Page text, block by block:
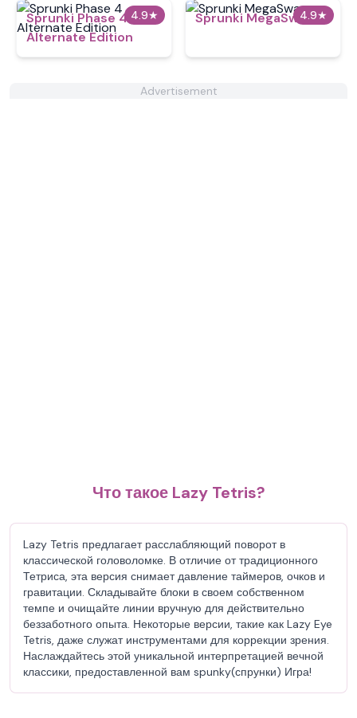
4.9★
Sprunki Phase 4
Alternate Edition
4.9★
Sprunki MegaSwap
Advertisement
Что такое Lazy Tetris?
Lazy Tetris предлагает расслабляющий поворот в
классической головоломке. В отличие от традиционного
Тетриса, эта версия снимает давление таймеров, очков и
гравитации. Складывайте блоки в своем собственном
темпе и очищайте линии вручную для действительно
беззаботного опыта. Некоторые версии, такие как Lazy Eye
Tetris, даже служат инструментами для коррекции зрения.
Наслаждайтесь этой уникальной интерпретацией вечной
классики, предоставленной вам spunky(спрунки) Игра!